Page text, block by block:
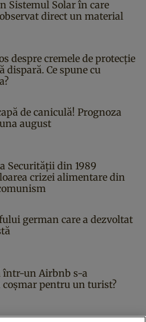
Sistemul Solar în care
direct un material
despre cremele de protecție
dispară. Ce spune cu
de caniculă! Prognoza
august
Securității din 1989
crizei alimentare din
german care a dezvoltat
într-un Airbnb s-a
pentru un turist?